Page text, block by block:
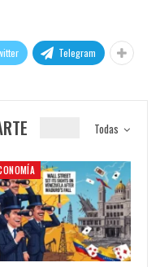
Telegram
Todas